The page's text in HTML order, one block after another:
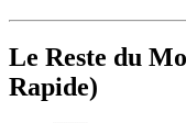
Le Reste du
Rapide)